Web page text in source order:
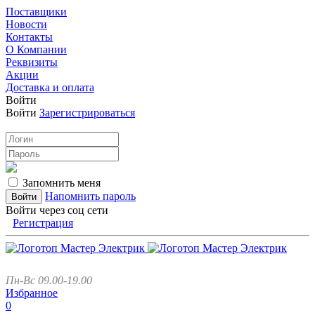
Поставщики
Новости
Контакты
О Компании
Реквизиты
Акции
Доставка и оплата
Войти
Войти Зарегистрироваться
Запомнить меня
Напомнить пароль
Войти через соц сети
Регистрация
Пн-Вс 09.00-19.00
Избранное
0